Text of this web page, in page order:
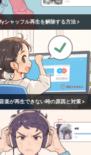
シャッフル再生を解除する方法 >
楽が再生できない時の原因と対策 >